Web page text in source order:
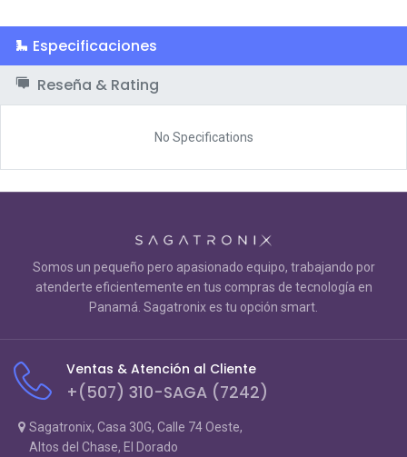
Especificaciones
Reseña & Rating
No Specifications
Somos un pequeño pero apasionado equipo, trabajando por
atenderte eficientemente en tus compras de tecnología en
Panamá. Sagatronix es tu opción smart.
Ventas & Atención al Cliente
+(507) 310-SAGA (7242)
Sagatronix, Casa 30G, Calle 74 Oeste,
Altos del Chase, El Dorado